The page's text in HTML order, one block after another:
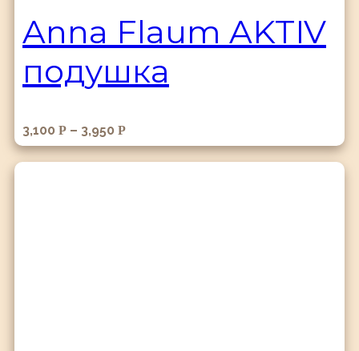
Anna Flaum AKTIV
подушка
3,100 Р – 3,950 Р